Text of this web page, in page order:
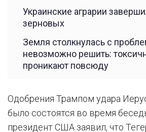
Украинские аграрии
зерновых
Земля столкнулась с
невозможно решить:
проникают повсюду
Одобрения Трампом удара
было состоятся во время
президент США заявил, что